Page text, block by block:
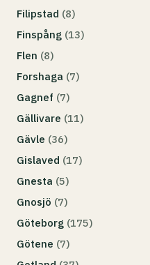
Filipstad (8)
Finspång (13)
Flen (8)
Forshaga (7)
Gagnef (7)
Gällivare (11)
Gävle (36)
Gislaved (17)
Gnesta (5)
Gnosjö (7)
Göteborg (175)
Götene (7)